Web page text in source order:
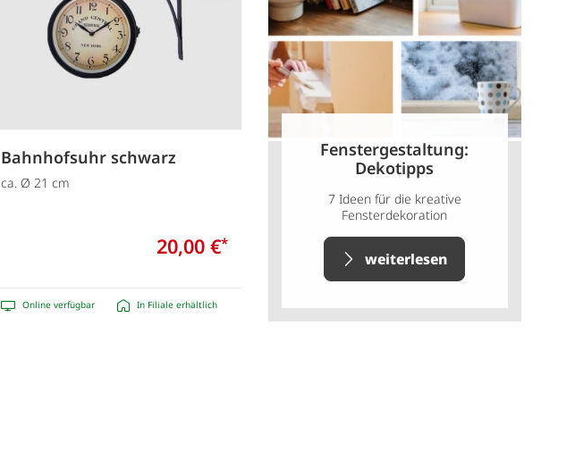
Bahnhofsuhr schwarz
ca. Ø 21 cm
20,00 €*
Online verfügbar In Filiale erhältlich
Fenstergestaltung:
Dekotipps
7 Ideen für die kreative
Fensterdekoration
weiterlesen